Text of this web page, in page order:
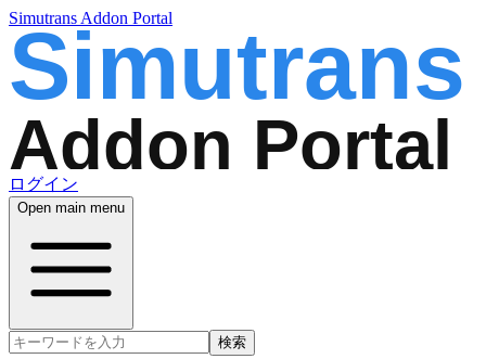
Simutrans Addon Portal
ログイン
Open main menu
検索